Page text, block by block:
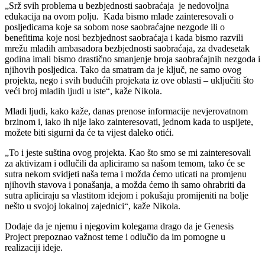
„Srž svih problema u bezbjednosti saobraćaja je nedovoljna
edukacija na ovom polju. Kada bismo mlade zainteresovali o
posljedicama koje sa sobom nose saobraćajne nezgode ili o
benefitima koje nosi bezbjednost saobraćaja i kada bismo razvili
mrežu mladih ambasadora bezbjednosti saobraćaja, za dvadesetak
godina imali bismo drastično smanjenje broja saobraćajnih nezgoda i
njihovih posljedica. Tako da smatram da je ključ, ne samo ovog
projekta, nego i svih budućih projekata iz ove oblasti – uključiti što
veći broj mladih ljudi u iste“, kaže Nikola.
Mladi ljudi, kako kaže, danas prenose informacije nevjerovatnom
brzinom i, iako ih nije lako zainteresovati, jednom kada to uspijete,
možete biti sigurni da će ta vijest daleko otići.
„To i jeste suština ovog projekta. Kao što smo se mi zainteresovali
za aktivizam i odlučili da apliciramo sa našom temom, tako će se
sutra nekom svidjeti naša tema i možda ćemo uticati na promjenu
njihovih stavova i ponašanja, a možda ćemo ih samo ohrabriti da
sutra apliciraju sa vlastitom idejom i pokušaju promijeniti na bolje
nešto u svojoj lokalnoj zajednici“, kaže Nikola.
Dodaje da je njemu i njegovim kolegama drago da je Genesis
Project prepoznao važnost teme i odlučio da im pomogne u
realizaciji ideje.